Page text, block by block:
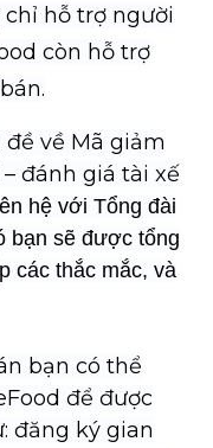
chỉ hỗ trợ người
còn hỗ trợ
đề về Mã giảm
đánh giá tài xế
hệ với Tổng đài
bạn sẽ được tổng
các thắc mắc, và
bạn có thể
để được
đăng ký gian